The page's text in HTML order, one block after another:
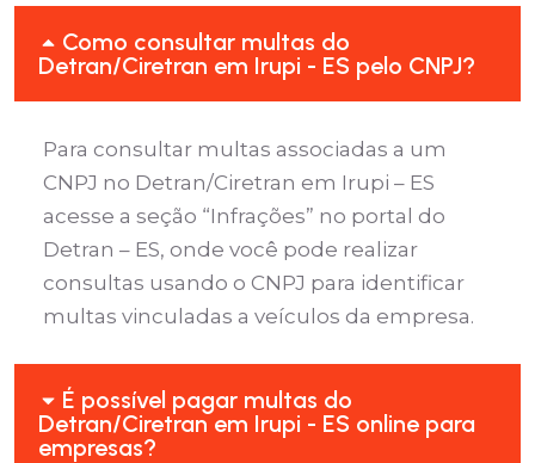
Como consultar multas do
Detran/Ciretran em Irupi - ES pelo CNPJ?
Para consultar multas associadas a um
CNPJ no Detran/Ciretran em Irupi – ES
acesse a seção “Infrações” no portal do
Detran – ES, onde você pode realizar
consultas usando o CNPJ para identificar
multas vinculadas a veículos da empresa.
É possível pagar multas do
Detran/Ciretran em Irupi - ES online para
empresas?